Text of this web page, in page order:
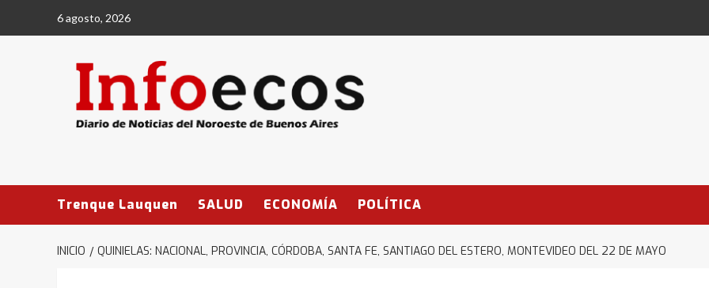
6 agosto, 2026
Trenque Lauquen SALUD ECONOMÍA POLÍTICA
INICIO QUINIELAS: NACIONAL, PROVINCIA, CÓRDOBA, SANTA FE, SANTIAGO DEL ESTERO, MONTEVIDEO DEL 22 DE MAYO